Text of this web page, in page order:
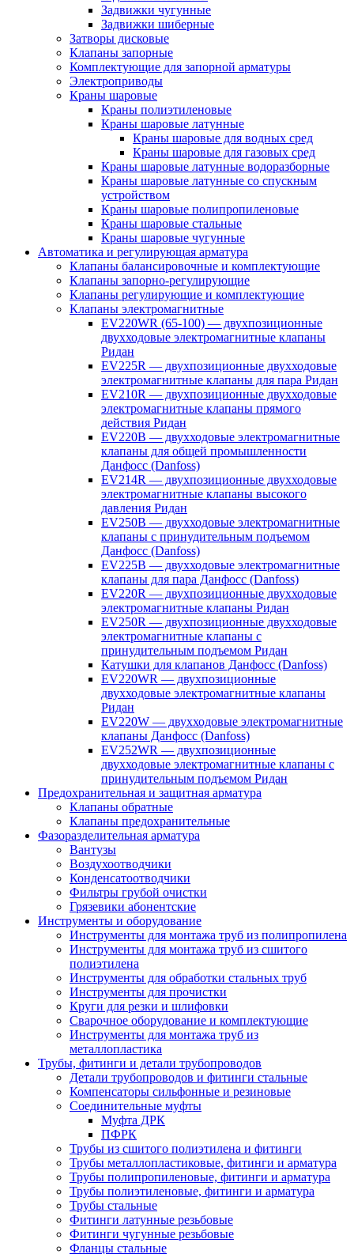
Задвижки чугунные
Задвижки шиберные
Затворы дисковые
Клапаны запорные
Комплектующие для запорной арматуры
Электроприводы
Краны шаровые
Краны полиэтиленовые
Краны шаровые латунные
Краны шаровые для водных сред
Краны шаровые для газовых сред
Краны шаровые латунные водоразборные
Краны шаровые латунные со спускным
устройством
Краны шаровые полипропиленовые
Краны шаровые стальные
Краны шаровые чугунные
Автоматика и регулирующая арматура
Клапаны балансировочные и комплектующие
Клапаны запорно-регулирующие
Клапаны регулирующие и комплектующие
Клапаны электромагнитные
EV220WR (65-100) — двухпозиционные
двухходовые электромагнитные клапаны
Ридан
EV225R — двухпозиционные двухходовые
электромагнитные клапаны для пара Ридан
EV210R — двухпозиционные двухходовые
электромагнитные клапаны прямого
действия Ридан
EV220B — двухходовые электромагнитные
клапаны для общей промышленности
Данфосс (Danfoss)
EV214R — двухпозиционные двухходовые
электромагнитные клапаны высокого
давления Ридан
EV250B — двухходовые электромагнитные
клапаны с принудительным подъемом
Данфосс (Danfoss)
EV225B — двухходовые электромагнитные
клапаны для пара Данфосс (Danfoss)
EV220R — двухпозиционные двухходовые
электромагнитные клапаны Ридан
EV250R — двухпозиционные двухходовые
электромагнитные клапаны с
принудительным подъемом Ридан
Катушки для клапанов Данфосс (Danfoss)
EV220WR — двухпозиционные
двухходовые электромагнитные клапаны
Ридан
EV220W — двухходовые электромагнитные
клапаны Данфосс (Danfoss)
EV252WR — двухпозиционные
двухходовые электромагнитные клапаны с
принудительным подъемом Ридан
Предохранительная и защитная арматура
Клапаны обратные
Клапаны предохранительные
Фазоразделительная арматура
Вантузы
Воздухоотводчики
Конденсатоотводчики
Фильтры грубой очистки
Грязевики абонентские
Инструменты и оборудование
Инструменты для монтажа труб из полипропилена
Инструменты для монтажа труб из сшитого
полиэтилена
Инструменты для обработки стальных труб
Инструменты для прочистки
Круги для резки и шлифовки
Сварочное оборудование и комплектующие
Инструменты для монтажа труб из
металлопластика
Трубы, фитинги и детали трубопроводов
Детали трубопроводов и фитинги стальные
Компенсаторы сильфонные и резиновые
Соединительные муфты
Муфта ДРК
ПФРК
Трубы из сшитого полиэтилена и фитинги
Трубы металлопластиковые, фитинги и арматура
Трубы полипропиленовые, фитинги и арматура
Трубы полиэтиленовые, фитинги и арматура
Трубы стальные
Фитинги латунные резьбовые
Фитинги чугунные резьбовые
Фланцы стальные